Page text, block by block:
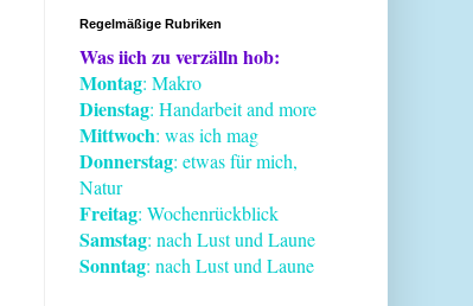
Regelmäßige Rubriken
Was iich zu verzälln hob:
Montag: Makro
Dienstag: Handarbeit and more
Mittwoch: was ich mag
Donnerstag: etwas für mich,
Natur
Freitag: Wochenrückblick
Samstag: nach Lust und Laune
Sonntag: nach Lust und Laune